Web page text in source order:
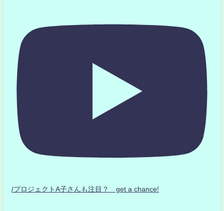
/プロジェクトA子さんも注目？ get a chance!